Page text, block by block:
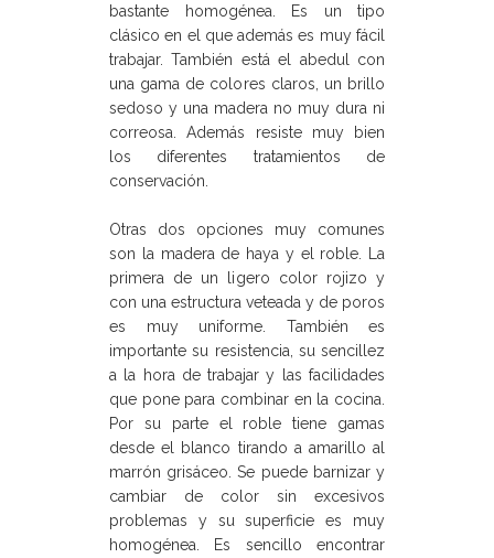
bastante homogénea. Es un tipo
clásico en el que además es muy fácil
trabajar. También está el abedul con
una gama de colores claros, un brillo
sedoso y una madera no muy dura ni
correosa. Además resiste muy bien
los diferentes tratamientos de
conservación.
Otras dos opciones muy comunes
son la madera de haya y el roble. La
primera de un ligero color rojizo y
con una estructura veteada y de poros
es muy uniforme. También es
importante su resistencia, su sencillez
a la hora de trabajar y las facilidades
que pone para combinar en la cocina.
Por su parte el roble tiene gamas
desde el blanco tirando a amarillo al
marrón grisáceo. Se puede barnizar y
cambiar de color sin excesivos
problemas y su superficie es muy
homogénea. Es sencillo encontrar